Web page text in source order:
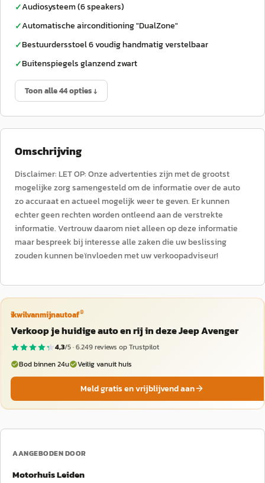
✓Audiosysteem (6 speakers)
✓Automatische airconditioning "DualZone"
✓Bestuurdersstoel 6 voudig handmatig verstelbaar
✓Buitenspiegels glanzend zwart
Toon alle 44 opties ↓
Omschrijving
Disclaimer: LET OP: Onze advertenties zijn met de grootst
mogelijke zorg samengesteld om de informatie over de auto
zo accuraat en actueel mogelijk weer te geven. Er kunnen
echter geen rechten worden ontleend aan de verstrekte
informatie. Vertrouw daarom niet alleen op deze informatie
maar bespreek bij interesse alle zaken die uw beslissing
zouden kunnen beïnvloeden met uw verkoopadviseur!
ikwilvanmijnautoaf®
Verkoop je huidige auto en rij in deze Jeep Avenger
4,3/5 ·6.249reviews op Trustpilot
Bod binnen 24u
Veilig vanuit huis
Meld gratis en vrijblijvend aan
AANGEBODEN DOOR
Motorhuis Leiden